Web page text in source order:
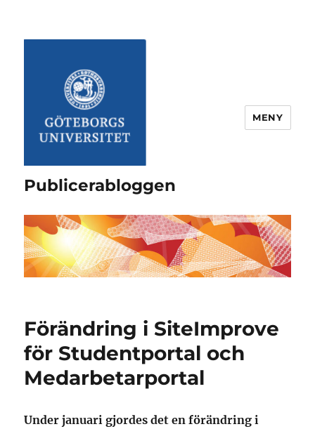
Publicerabloggen
MENY
Förändring i SiteImprove
för Studentportal och
Medarbetarportal
Under januari gjordes det en förändring i